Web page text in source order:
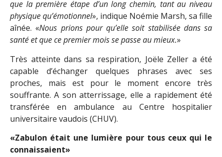
que la première étape d’un long chemin, tant au niveau
physique qu’émotionnel», indique Noémie Marsh, sa fille
aînée. «Nous prions pour qu’elle soit stabilisée dans sa
santé et que ce premier mois se passe au mieux.»
Très atteinte dans sa respiration, Joële Zeller a été
capable d’échanger quelques phrases avec ses
proches, mais est pour le moment encore très
souffrante. A son atterrissage, elle a rapidement été
transférée en ambulance au Centre hospitalier
universitaire vaudois (CHUV).
«Zabulon était une lumière pour tous ceux qui le
connaissaient»